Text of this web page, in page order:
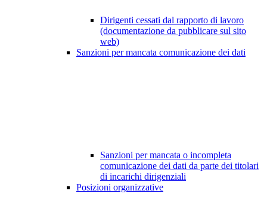
Dirigenti cessati dal rapporto di lavoro
(documentazione da pubblicare sul sito
web)
Sanzioni per mancata comunicazione dei dati
Sanzioni per mancata o incompleta
comunicazione dei dati da parte dei titolari
di incarichi dirigenziali
Posizioni organizzative